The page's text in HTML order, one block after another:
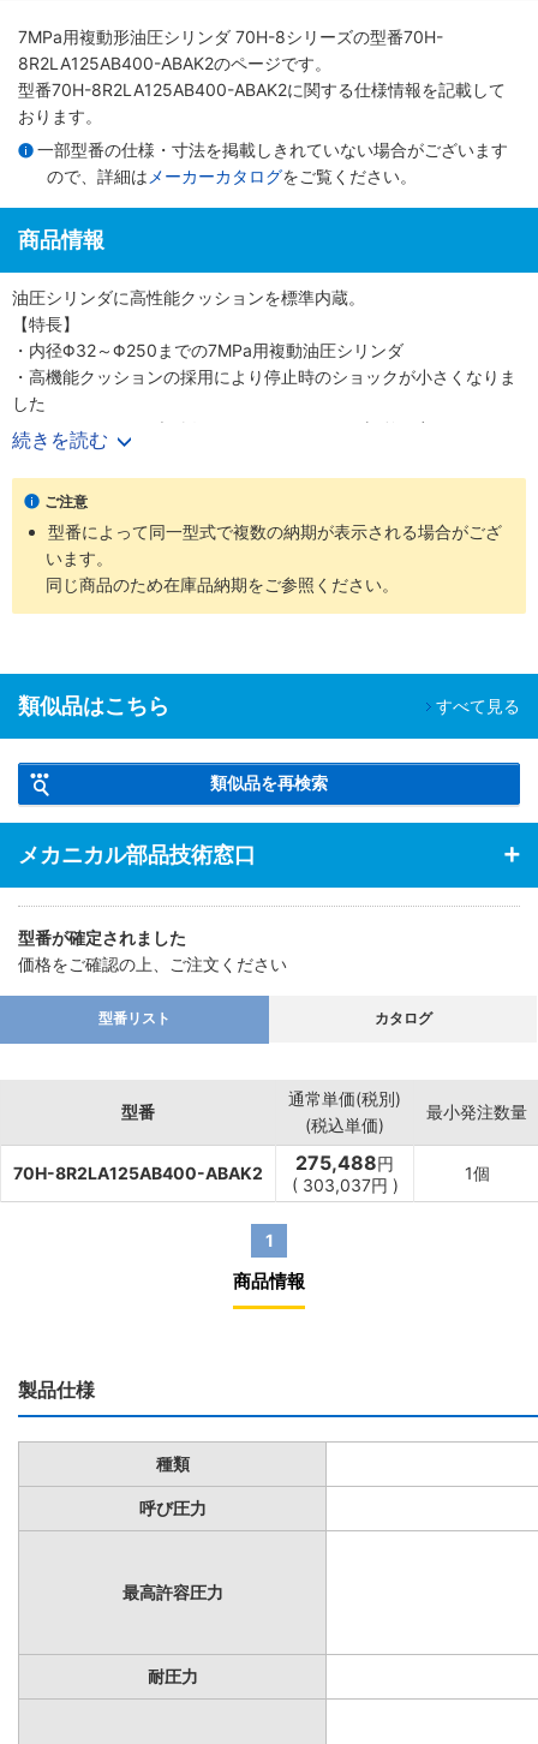
7MPa用複動形油圧シリンダ 70H-8シリーズの型番70H-
8R2LA125AB400-ABAK2のページです。
型番70H-8R2LA125AB400-ABAK2に関する仕様情報を記載して
おります。
一部型番の仕様・寸法を掲載しきれていない場合がございます
ので、詳細は メーカーカタログをご覧ください。
商品情報
油圧シリンダに高性能クッションを標準内蔵。
【特長】
・内径Φ32～Φ250までの7MPa用複動油圧シリンダ
・高機能クッションの採用により停止時のショックが小さくなりま
した
・クッションバルブの採用により、クッション調整が容易になりま
した
・クッションバルブは、安全対策として、抜け止め機構、およびゆ
るみ止め用ロックナットを採用しました
・バリエーション豊富かつ保全性を良くした、小形スイッチを標準
化しました
続きを読む
ご注意
型番によって同一型式で複数の納期が表示される場合がござ
います。
同じ商品のため在庫品納期をご参照ください。
類似品はこちら すべて見る
類似品を再検索
メカニカル部品技術窓口
型番が確定されました
価格をご確認の上、ご注文ください
型番リスト カタログ
型番
通常単価(税別)
(税込単価)
最小発注数量
70H-8R2LA125AB400-ABAK2 275,488円
( 303,037円 )
1個
1
商品情報
製品仕様
種類
呼び圧力
最高許容圧力
耐圧力